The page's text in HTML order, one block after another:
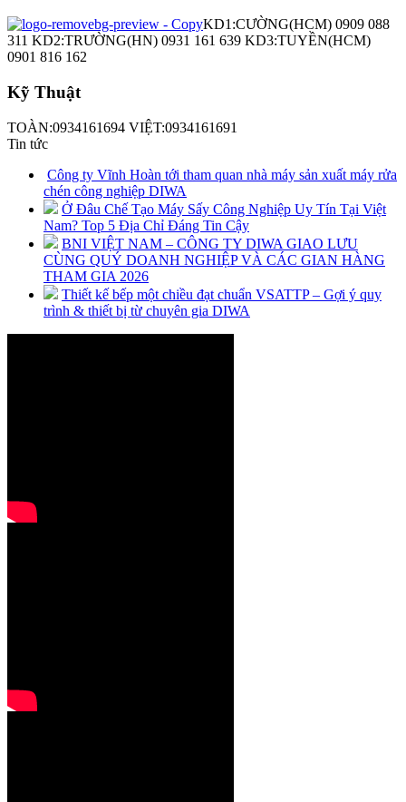
KD1:CƯỜNG(HCM) 0909 088
311 KD2:TRƯỜNG(HN) 0931 161 639 KD3:TUYỀN(HCM)
0901 816 162
Kỹ Thuật
TOÀN:0934161694 VIỆT:0934161691
Tin tức
Công ty Vĩnh Hoàn tới tham quan nhà máy sản xuất máy rửa
chén công nghiệp DIWA
Ở Đâu Chế Tạo Máy Sấy Công Nghiệp Uy Tín Tại Việt
Nam? Top 5 Địa Chỉ Đáng Tin Cậy
BNI VIỆT NAM – CÔNG TY DIWA GIAO LƯU
CÙNG QUÝ DOANH NGHIỆP VÀ CÁC GIAN HÀNG
THAM GIA 2026
Thiết kế bếp một chiều đạt chuẩn VSATTP – Gợi ý quy
trình & thiết bị từ chuyên gia DIWA